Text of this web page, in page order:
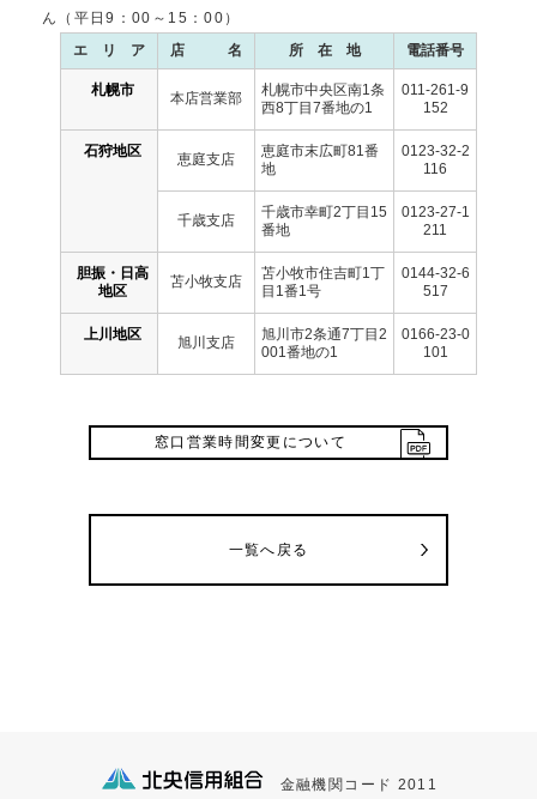
ん（平日9：00～15：00）
エ リ ア
店 名 所 在 地 電話番号
札幌市 本店営業部
札幌市中央区南1条
西8丁目7番地の1
011-261-9
152
石狩地区 恵庭支店
恵庭市末広町81番
地
0123-32-2
116
千歳支店
千歳市幸町2丁目15
番地
0123-27-1
211
胆振・日高
地区
苫小牧支店
苫小牧市住吉町1丁
目1番1号
0144-32-6
517
上川地区 旭川支店
旭川市2条通7丁目2
001番地の1
0166-23-0
101
窓口営業時間変更について
一覧へ戻る
金融機関コード 2011